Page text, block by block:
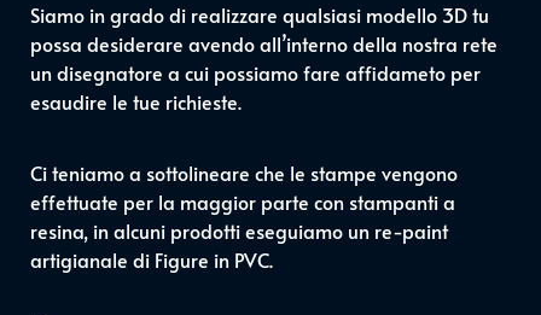
Siamo in grado di realizzare qualsiasi modello 3D tu
possa desiderare avendo all’interno della nostra rete
un disegnatore a cui possiamo fare affidameto per
esaudire le tue richieste.
Ci teniamo a sottolineare che le stampe vengono
effettuate per la maggior parte con stampanti a
resina, in alcuni prodotti eseguiamo un re-paint
artigianale di Figure in PVC.